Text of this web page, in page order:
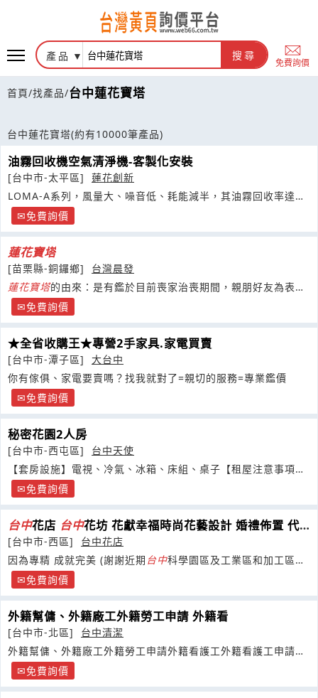
產品 搜尋
免費詢價
首頁/找產品/台中蓮花寶塔
台中蓮花寶塔(約有10000筆產品)
油霧回收機空氣清淨機-客製化安裝
[台中市-太平區]
蓮花創新
LOMA-A系列，風量大、噪音低、耗能減半，其油霧回收率達
99.99%
免費詢價
蓮花寶塔
[苗栗縣-銅鑼鄉]
台灣晨發
蓮花寶塔的由來：是有鑑於目前喪家治喪期間，親朋好友為表對
往生者敬輓之意，常贈送罐頭塔、花圈、羅馬柱價格高
免費詢價
★全省收購王★專營2手家具.家電買賣
[台中市-潭子區]
大台中
你有傢俱、家電要賣嗎？找我就對了=親切的服務=專業鑑價
免費詢價
秘密花園2人房
[台中市-西屯區]
台中天使
【套房設施】電視、冷氣、冰箱、床組、桌子【租屋注意事項】
※租屋不限男女
免費詢價
台中花店 台中花坊 花獻幸福時尚花藝設計 婚禮佈置 代
客送花服務
[台中市-西區]
台中花店
因為專精 成就完美 (謝謝近期 台中科學園區及工業區和加工區的
朋友對求婚花束:傳情花束及高架藝術花籃的喜愛與訂購
免費詢價
外籍幫傭、外籍廠工外籍勞工申請 外籍看
[台中市-北區]
台中清潔
外籍幫傭、外籍廠工外籍勞工申請外籍看護工外籍看護工申請流
程申請外籍看護工資格如何申請外籍看護工出處
免費詢價